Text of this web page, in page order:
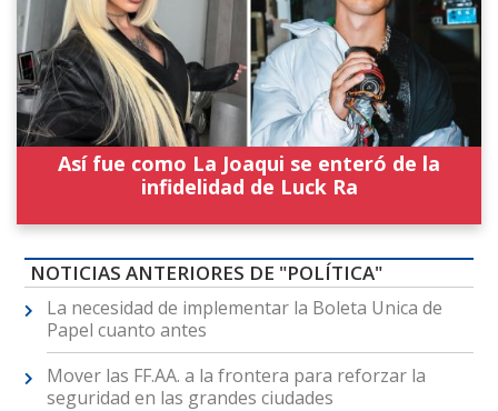
Así fue como La Joaqui se enteró de la
infidelidad de Luck Ra
NOTICIAS ANTERIORES DE "POLÍTICA"
La necesidad de implementar la Boleta Unica de
Papel cuanto antes
Mover las FF.AA. a la frontera para reforzar la
seguridad en las grandes ciudades